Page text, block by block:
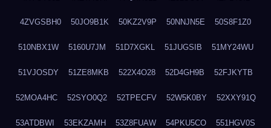
4ZVGSBH0 50JO9B1K 50KZ2V9P 50NNJN5E 50S8F1Z0
510NBX1W 5160U7JM 51D7XGKL 51JUGSIB 51MY24WU
51VJOSDY 51ZE8MKB 522X4O28 52D4GH9B 52FJKYTB
52MOA4HC 52SYO0Q2 52TPECFV 52W5K0BY 52XXY91Q
53ATDBWI 53EKZAMH 53Z8FUAW 54PKU5CO 551HGV0S